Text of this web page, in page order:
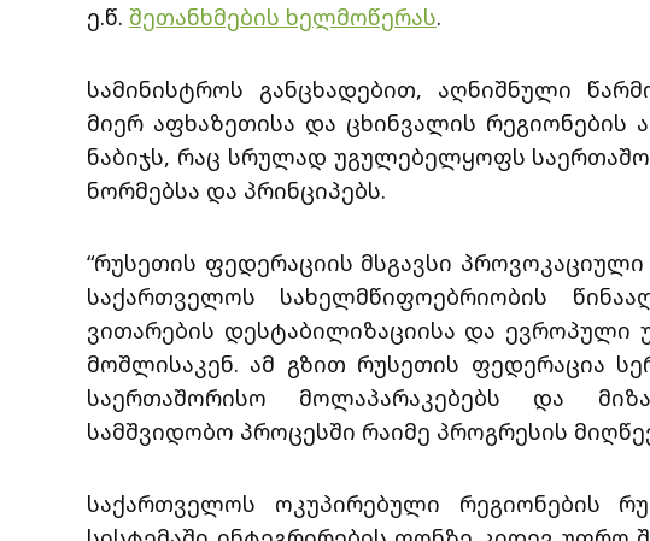
ე.წ. შეთანხმების ხელმოწერას.
სამინისტროს განცხადებით, აღნიშნული
მიერ აფხაზეთისა და ცხინვალის რეგიონების
ნაბიჯს, რაც სრულად უგულებელყოფს
ნორმებსა და პრინციპებს.
“რუსეთის ფედერაციის მსგავსი
საქართველოს სახელმწიფოებრიობის
ვითარების დესტაბილიზაციისა და ევროპული
მოშლისაკენ. ამ გზით რუსეთის ფედერაცია
საერთაშორისო მოლაპარაკებებს და
სამშვიდობო პროცესში რაიმე პროგრესის
საქართველოს ოკუპირებული რეგიონების